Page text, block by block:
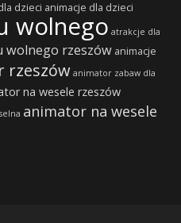
dzieci animacje dla dzieci
wolnego atrakcje dla
wolnego rzeszów animacje
rzeszów animator zabaw dla
na wesele rzeszów
animator na wesele